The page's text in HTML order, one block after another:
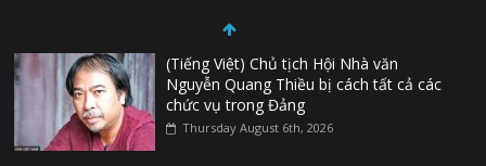
(Tiếng Việt) Chủ tịch Hội Nhà văn
Nguyễn Quang Thiều bị cách tất cả các
chức vụ trong Đảng
Thursday August 6th, 2026